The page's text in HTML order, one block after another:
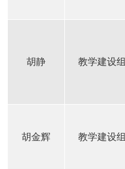
胡静 教学建设组
胡金辉 教学建设组